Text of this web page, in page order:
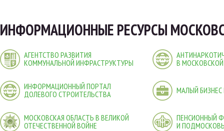
ИНФОРМАЦИОННЫЕ РЕСУРСЫ
АГЕНТСТВО РАЗВИТИЯ
КОММУНАЛЬНОЙ ИНФРАСТРУКТУРЫ
В
ИНФОРМАЦИОННЫЙ ПОРТАЛ
ДОЛЕВОГО СТРОИТЕЛЬСТВА
МАЛЫЙ
МОСКОВСКАЯ ОБЛАСТЬ В ВЕЛИКОЙ
ОТЕЧЕСТВЕННОЙ ВОЙНЕ
ПЕНСИОННЫЙ
И